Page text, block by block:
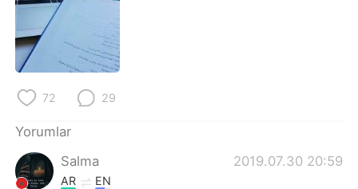
Deutsch
Italiano
72 29
Yorumlar
Salma
2019.07.30 20:59
AR EN